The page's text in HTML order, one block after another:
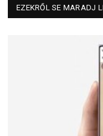
EZEKRŐL SE MARADJ